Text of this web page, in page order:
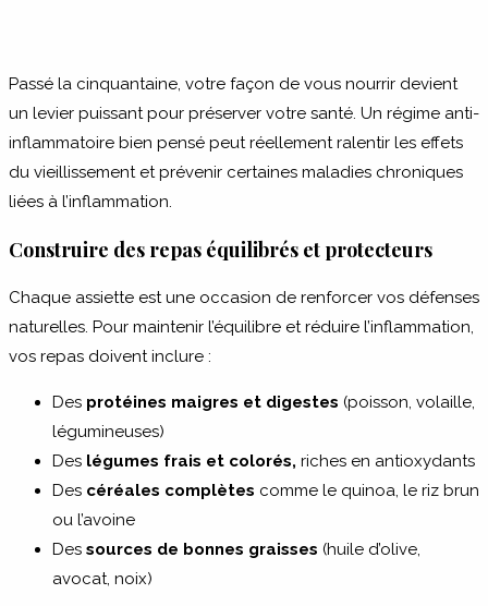
Passé la cinquantaine, votre façon de vous nourrir devient
un levier puissant pour préserver votre santé. Un régime anti-
inflammatoire bien pensé peut réellement ralentir les effets
du vieillissement et prévenir certaines maladies chroniques
liées à l’inflammation.
Construire des repas équilibrés et protecteurs
Chaque assiette est une occasion de renforcer vos défenses
naturelles. Pour maintenir l’équilibre et réduire l’inflammation,
vos repas doivent inclure :
Des protéines maigres et digestes (poisson, volaille,
légumineuses)
Des légumes frais et colorés, riches en antioxydants
Des céréales complètes comme le quinoa, le riz brun
ou l’avoine
Des sources de bonnes graisses (huile d’olive,
avocat, noix)